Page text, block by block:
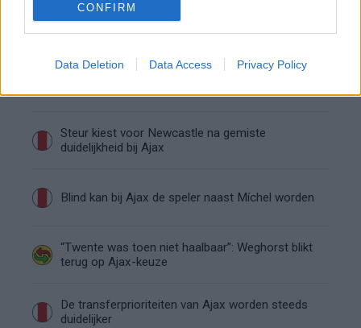
CONFIRM
Data Deletion Data Access Privacy Policy
Kritiek op Engels van Míchel genuanceerd: ‘Ajax-
spelers snappen dat echt wel’
De eerste Míchel-dagen bij Ajax: Blind coacht,
Steur kiest voor Newcastle na gemiste
duidelijkheid bij Ajax
Blind kan bij Ajax de speler naast Míchel worden
“Twente was toen niet haalbaar”: Weghorst blikt
terug op Ajax-keuze
De transferprioriteiten van Ajax worden steeds
duidelijker